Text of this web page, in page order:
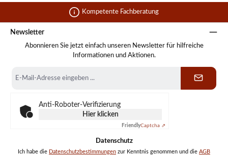
Kompetente Fachberatung
Newsletter
Abonnieren Sie jetzt einfach unseren Newsletter für hilfreiche
Informationen und Aktionen.
Mail-
Anti-Roboter-Verifizierung
Hier klicken
FriendlyCaptcha ⇗
Datenschutz
Ich habe die Datenschutzbestimmungen zur Kenntnis genommen und die AGB